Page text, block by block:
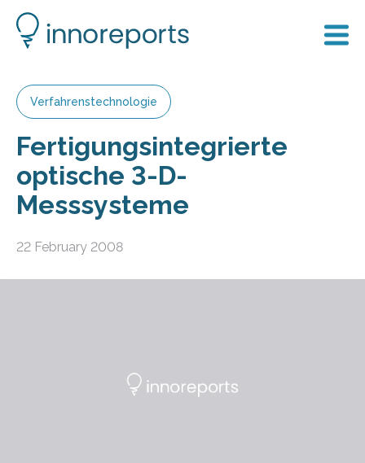
Verfahrenstechnologie
Fertigungsintegrierte
optische 3-D-
Messsysteme
22 February 2008